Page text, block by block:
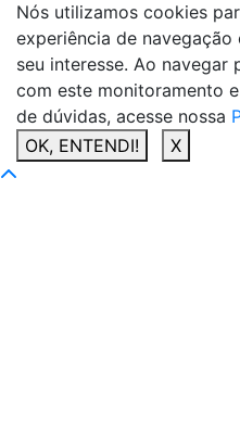
Nós utilizamos cookies
experiência de
seu interesse. Ao
com este monitoramento
de dúvidas, acesse nossa
OK, ENTENDI!
X